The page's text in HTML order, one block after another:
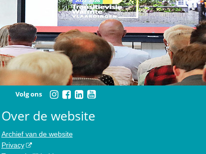
Volg ons
Over de website
Archief van de website
Privacy